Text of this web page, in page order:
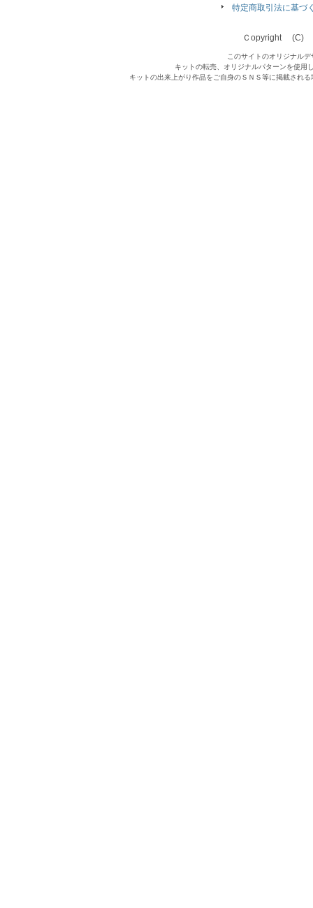
特定商取引法に基づ
Ｃopyright (C)
このサイトのオリジナル
キットの転売、オリジナルパターンを使用
キットの出来上がり作品をご自身のＳＮＳ等に掲載され